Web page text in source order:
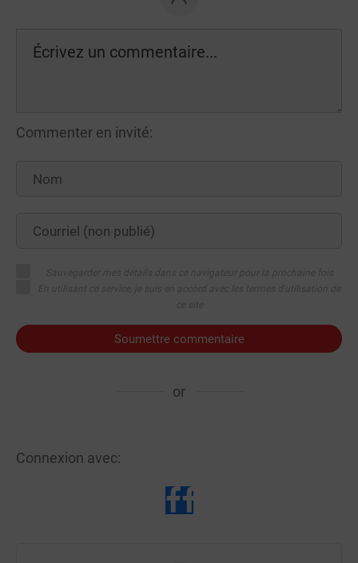
Commenter en invité:
Soumettre commentaire
or
Connexion avec: